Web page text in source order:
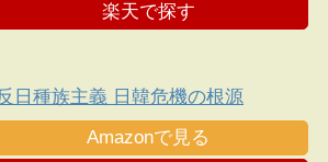
楽天で探す
日種族主義 日韓危機の根源
Amazonで見る